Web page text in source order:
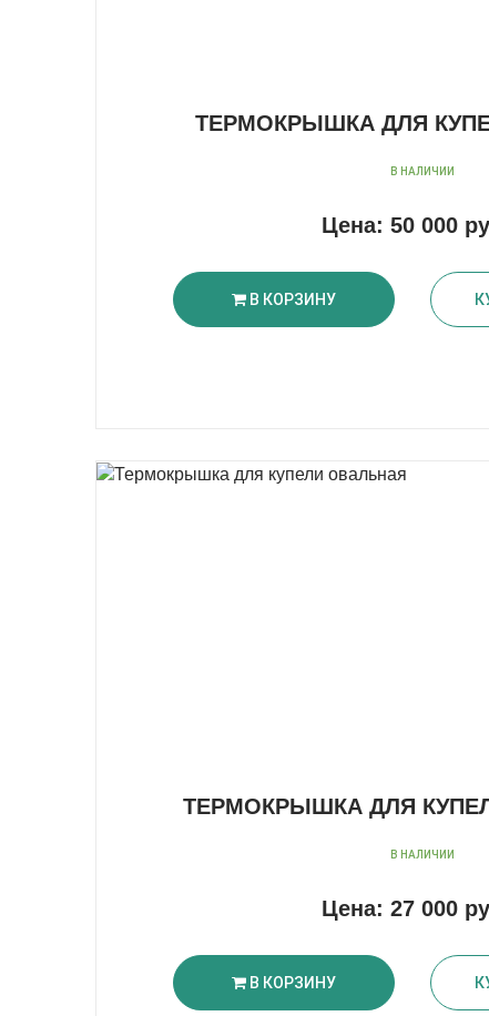
ТЕРМОКРЫШКА ДЛЯ
В НАЛИЧИИ
Цена: 50 000
В КОРЗИНУ
ТЕРМОКРЫШКА ДЛЯ
В НАЛИЧИИ
Цена: 27 000
В КОРЗИНУ